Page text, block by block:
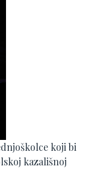
koji bi
kazališnoj